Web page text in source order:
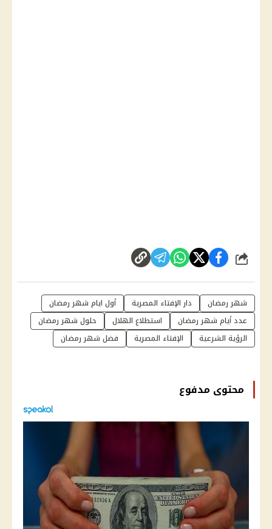
شارك
شهر رمضان دار الإفتاء المصرية
أول ايام شهر رمضان
عدد أيام شهر رمضان
استطلاع الهلال
حلول شهر رمضان
الرؤية الشرعية
الإفتاء المصرية فضل شهر رمضان
محتوى مدفوع